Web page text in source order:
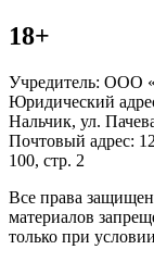
18+
Учредитель: ООО
Юридический
Нальчик, ул.
Почтовый адрес:
100, стр. 2
Все права
материалов
только при